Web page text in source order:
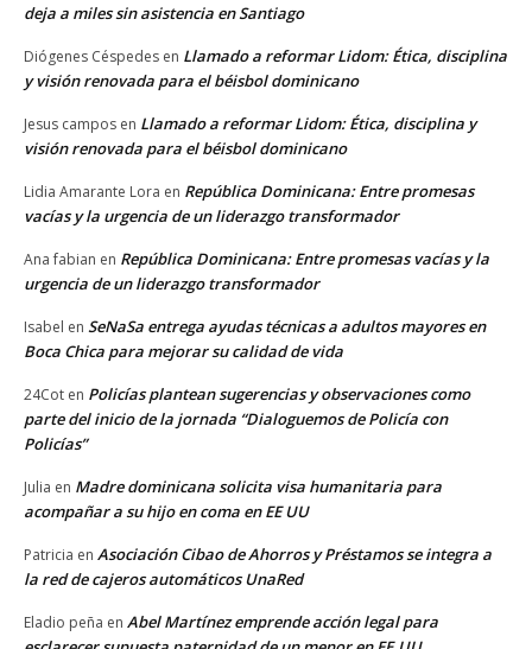
deja a miles sin asistencia en Santiago
Diógenes Céspedes en Llamado a reformar Lidom: Ética, disciplina
y visión renovada para el béisbol dominicano
Jesus campos en Llamado a reformar Lidom: Ética, disciplina y
visión renovada para el béisbol dominicano
Lidia Amarante Lora en República Dominicana: Entre promesas
vacías y la urgencia de un liderazgo transformador
Ana fabian en República Dominicana: Entre promesas vacías y la
urgencia de un liderazgo transformador
Isabel en SeNaSa entrega ayudas técnicas a adultos mayores en
Boca Chica para mejorar su calidad de vida
24Cot en Policías plantean sugerencias y observaciones como
parte del inicio de la jornada “Dialoguemos de Policía con
Policías”
Julia en Madre dominicana solicita visa humanitaria para
acompañar a su hijo en coma en EE UU
Patricia en Asociación Cibao de Ahorros y Préstamos se integra a
la red de cajeros automáticos UnaRed
Eladio peña en Abel Martínez emprende acción legal para